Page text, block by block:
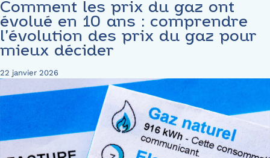
Comment les prix du gaz ont
évolué en 10 ans : comprendre
l’évolution des prix du gaz pour
mieux décider
22 janvier 2026